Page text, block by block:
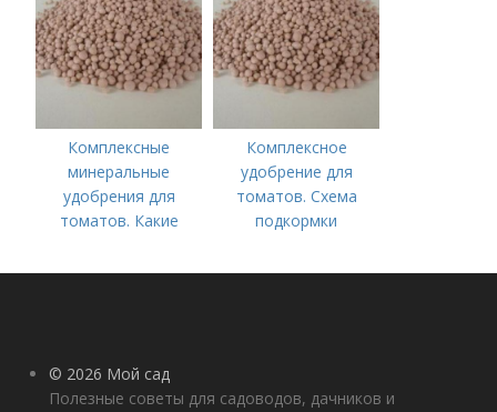
Комплексные
минеральные
удобрения для
томатов. Какие
используются для
Комплексное
удобрение для
томатов. Схема
подкормки
рассады до сбора
© 2026 Мой сад
Полезные советы для садоводов, дачников и